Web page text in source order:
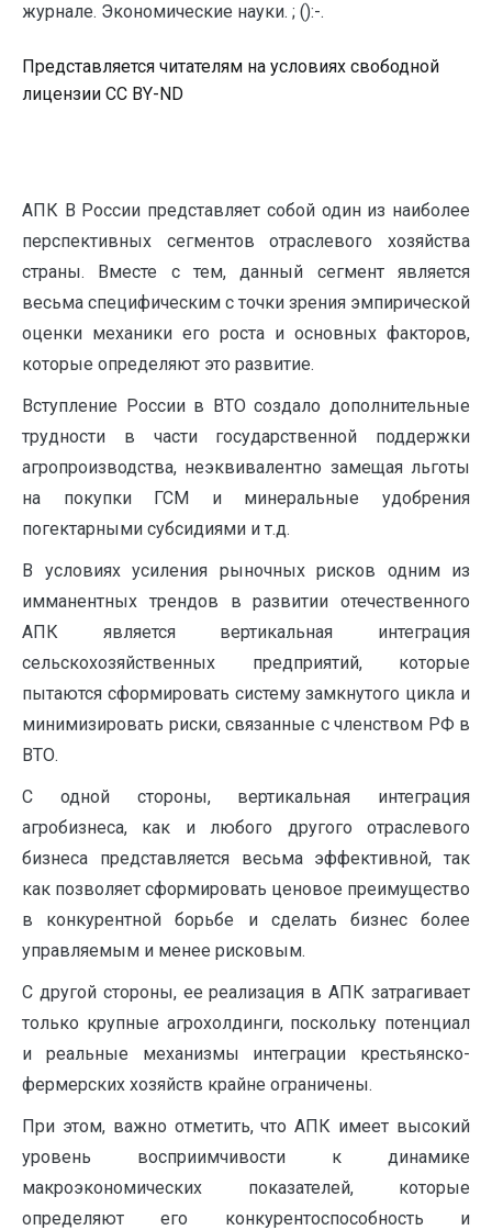
журнале. Экономические науки. ; ():-.
Представляется читателям на условиях свободной
лицензии CC BY-ND
АПК В России представляет собой один из наиболее
перспективных сегментов отраслевого хозяйства
страны. Вместе с тем, данный сегмент является
весьма специфическим с точки зрения эмпирической
оценки механики его роста и основных факторов,
которые определяют это развитие.
Вступление России в ВТО создало дополнительные
трудности в части государственной поддержки
агропроизводства, неэквивалентно замещая льготы
на покупки ГСМ и минеральные удобрения
погектарными субсидиями и т.д.
В условиях усиления рыночных рисков одним из
имманентных трендов в развитии отечественного
АПК является вертикальная интеграция
сельскохозяйственных предприятий, которые
пытаются сформировать систему замкнутого цикла и
минимизировать риски, связанные с членством РФ в
ВТО.
С одной стороны, вертикальная интеграция
агробизнеса, как и любого другого отраслевого
бизнеса представляется весьма эффективной, так
как позволяет сформировать ценовое преимущество
в конкурентной борьбе и сделать бизнес более
управляемым и менее рисковым.
С другой стороны, ее реализация в АПК затрагивает
только крупные агрохолдинги, поскольку потенциал
и реальные механизмы интеграции крестьянско-
фермерских хозяйств крайне ограничены.
При этом, важно отметить, что АПК имеет высокий
уровень восприимчивости к динамике
макроэкономических показателей, которые
определяют его конкурентоспособность и